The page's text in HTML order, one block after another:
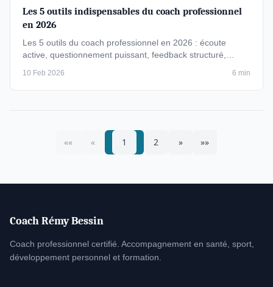
Les 5 outils indispensables du coach professionnel
en 2026
Les 5 outils du coach professionnel en 2026 : écoute
active, questionnement puissant, feedback structuré,
10 Feb 2026 6 min
«« « 1 2 » »»
Coach Rémy Bessin
Coach professionnel certifié. Accompagnement en santé, sport,
développement personnel et formation.